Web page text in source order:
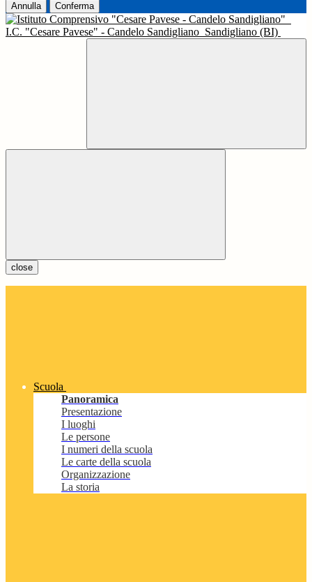
Annulla Conferma
I.C. "Cesare Pavese" - Candelo Sandigliano Sandigliano (BI)
close
Scuola
Panoramica
Presentazione
I luoghi
Le persone
I numeri della scuola
Le carte della scuola
Organizzazione
La storia